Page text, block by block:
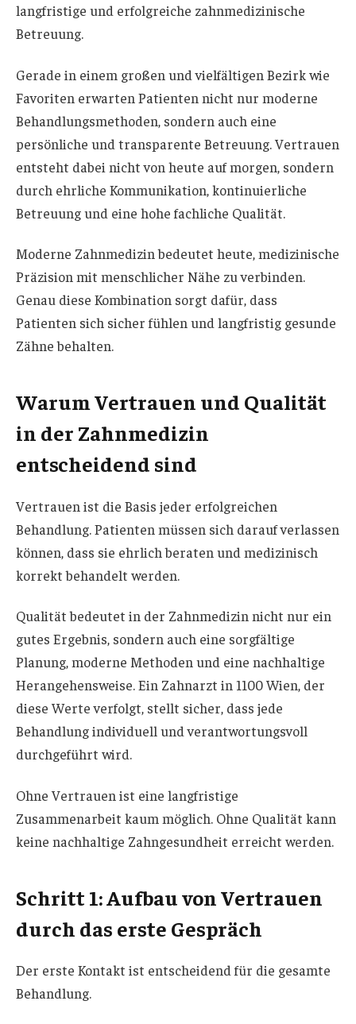
langfristige und erfolgreiche zahnmedizinische
Betreuung.
Gerade in einem großen und vielfältigen Bezirk wie
Favoriten erwarten Patienten nicht nur moderne
Behandlungsmethoden, sondern auch eine
persönliche und transparente Betreuung. Vertrauen
entsteht dabei nicht von heute auf morgen, sondern
durch ehrliche Kommunikation, kontinuierliche
Betreuung und eine hohe fachliche Qualität.
Moderne Zahnmedizin bedeutet heute, medizinische
Präzision mit menschlicher Nähe zu verbinden.
Genau diese Kombination sorgt dafür, dass
Patienten sich sicher fühlen und langfristig gesunde
Zähne behalten.
Warum Vertrauen und Qualität
in der Zahnmedizin
entscheidend sind
Vertrauen ist die Basis jeder erfolgreichen
Behandlung. Patienten müssen sich darauf verlassen
können, dass sie ehrlich beraten und medizinisch
korrekt behandelt werden.
Qualität bedeutet in der Zahnmedizin nicht nur ein
gutes Ergebnis, sondern auch eine sorgfältige
Planung, moderne Methoden und eine nachhaltige
Herangehensweise. Ein Zahnarzt in 1100 Wien, der
diese Werte verfolgt, stellt sicher, dass jede
Behandlung individuell und verantwortungsvoll
durchgeführt wird.
Ohne Vertrauen ist eine langfristige
Zusammenarbeit kaum möglich. Ohne Qualität kann
keine nachhaltige Zahngesundheit erreicht werden.
Schritt 1: Aufbau von Vertrauen
durch das erste Gespräch
Der erste Kontakt ist entscheidend für die gesamte
Behandlung.